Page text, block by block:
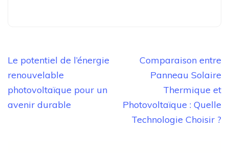
Navigation
de
l’article
Le potentiel de l’énergie
renouvelable
photovoltaïque pour un
avenir durable
Comparaison entre
Panneau Solaire
Thermique et
Photovoltaïque : Quelle
Technologie Choisir ?